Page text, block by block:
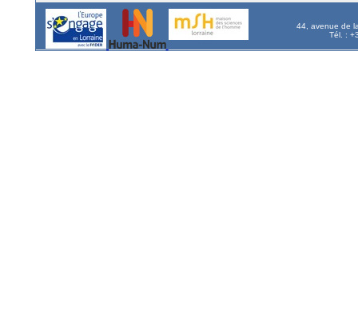
44, avenue de
Tél. :